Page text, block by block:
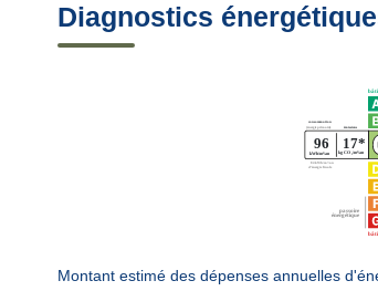
Diagnostics
Montant estimé des dépenses annuelles